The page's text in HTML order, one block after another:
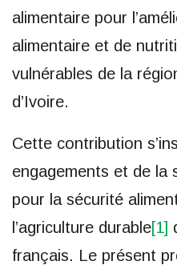
alimentaire pour
alimentaire et de
vulnérables de la
d’Ivoire.
Cette contribution
engagements et de la
pour la sécurité
l’agriculture durable[1]
français. Le présent